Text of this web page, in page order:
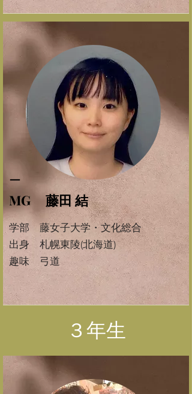
​ー
MG 藤田 結
学部 藤女子大学・文化総合
​出身 札幌東陵(北海道)
​趣味 弓道
​３年生